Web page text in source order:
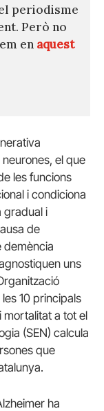
periodisme
Però no
en aquest
el que
les funcions
i condiciona
gradual i
de
demència
uns
10 principals
a tot el
(SEN) calcula
que
ha